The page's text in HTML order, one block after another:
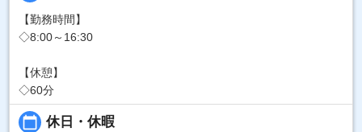
【勤務時間】
◇8:00～16:30
【休憩】
◇60分
calendar_today 休日・休暇